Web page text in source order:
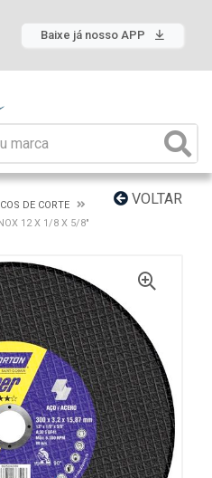
Baixe já nosso APP
VOLTAR
DE CORTE
12 X 1/8 X 5/8"